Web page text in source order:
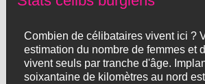
Combien de célibataires vivent ici ?
estimation du nombre de femmes et
vivent seuls par tranche d'âge.
soixantaine de kilomètres au nord